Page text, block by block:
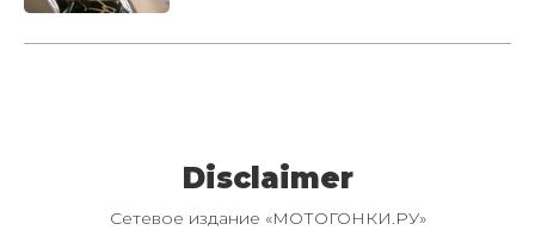
Disclaimer
Сетевое издание «МОТОГОНКИ.РУ»